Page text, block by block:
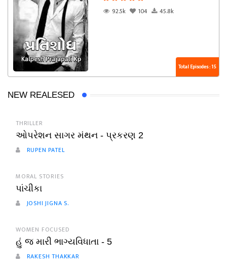
92.5k
104 45.8k
Total Episodes : 15
NEW REALESED
THRILLER
ઓપરેશન સાગર મંથન - પ્રકરણ 2
RUPEN PATEL
MORAL STORIES
પાંચીકા
JOSHI JIGNA S.
WOMEN FOCUSED
હું જ મારી ભાગ્યવિધાતા - 5
RAKESH THAKKAR